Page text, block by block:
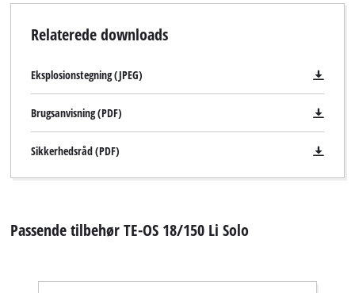
Relaterede downloads
Eksplosionstegning (JPEG)
Brugsanvisning (PDF)
Sikkerhedsråd (PDF)
Passende tilbehør TE-OS 18/150 Li Solo